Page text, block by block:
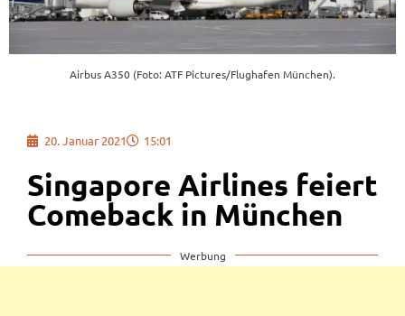
Airbus A350 (Foto: ATF Pictures/Flughafen München).
20. Januar 2021 15:01
Singapore Airlines feiert
Comeback in München
Werbung